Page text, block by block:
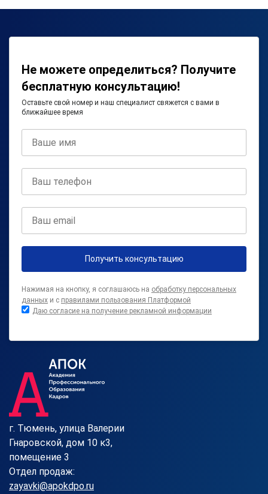
Не можете определиться? Получите
бесплатную консультацию!
Оставьте свой номер и наш специалист свяжется с вами в
ближайшее время
Получить консультацию
Нажимая на кнопку, я соглашаюсь на обработку персональных
данных и с правилами пользования Платформой
Даю согласие на получение рекламной информации
г. Тюмень, улица Валерии
Гнаровской, дом 10 к3,
помещение 3
Отдел продаж:
zayavki@apokdpo.ru